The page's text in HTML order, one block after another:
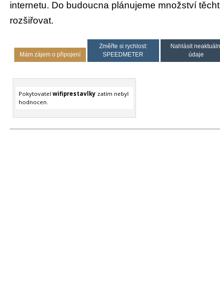
internetu. Do budoucna plánujeme množství
rozšiřovat.
Mám zájem o připojení
Změřte si rychlost:
SPEEDMETER
Nahlásit
údaje
Pokytovatel wifiprestavlky zatím nebyl
hodnocen.